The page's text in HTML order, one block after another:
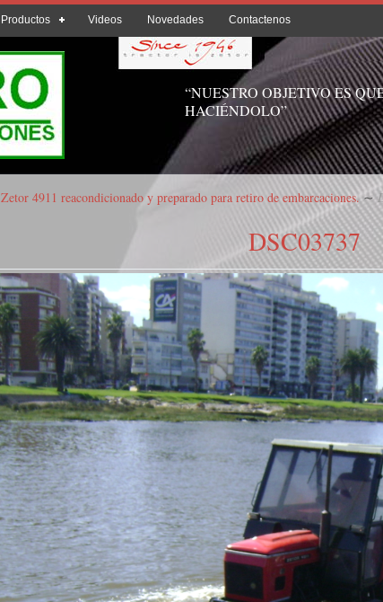
Productos Videos Novedades Contactenos
“NUESTRO OBJETIVO ES
HACIÉNDOLO”
Zetor 4911 reacondicionado y preparado para retiro de embarcaciones. ∼
DSC03737